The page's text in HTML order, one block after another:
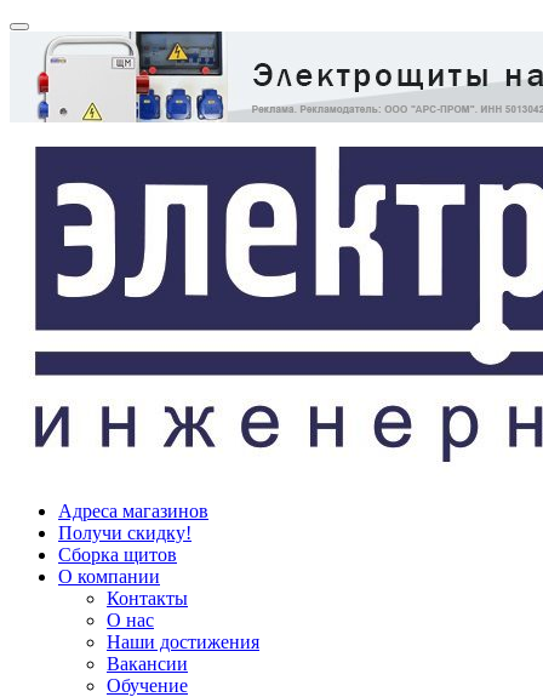
Адреса магазинов
Получи скидку!
Сборка щитов
О компании
Контакты
О нас
Наши достижения
Вакансии
Обучение